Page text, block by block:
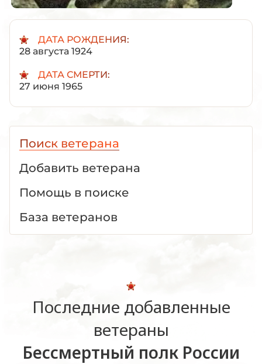
ДАТА РОЖДЕНИЯ:
28 августа 1924
ДАТА СМЕРТИ:
27 июня 1965
Поиск ветерана
Добавить ветерана
Помощь в поиске
База ветеранов
Последние добавленные
ветераны
Бессмертный полк России